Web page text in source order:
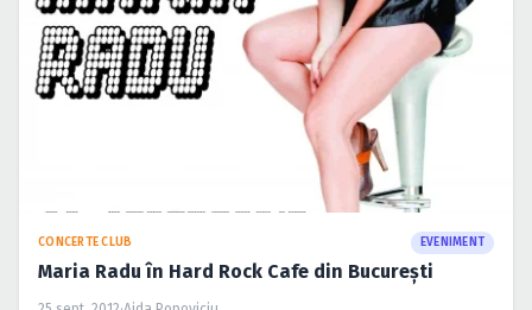
CONCERTE CLUB EVENIMENT
Maria Radu în Hard Rock Cafe din Bucureşti